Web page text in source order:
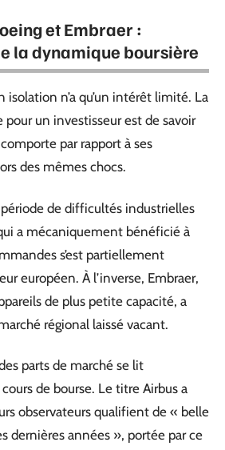
et Embraer :
la dynamique boursière
isolation n’a qu’un intérêt limité. La
un investisseur est de savoir
par rapport à ses
des mêmes chocs.
de difficultés industrielles
a mécaniquement bénéficié à
s’est partiellement
européen. À l’inverse, Embraer,
de plus petite capacité, a
régional laissé vacant.
parts de marché se lit
de bourse. Le titre Airbus a
observateurs qualifient de « belle
dernières années », portée par ce